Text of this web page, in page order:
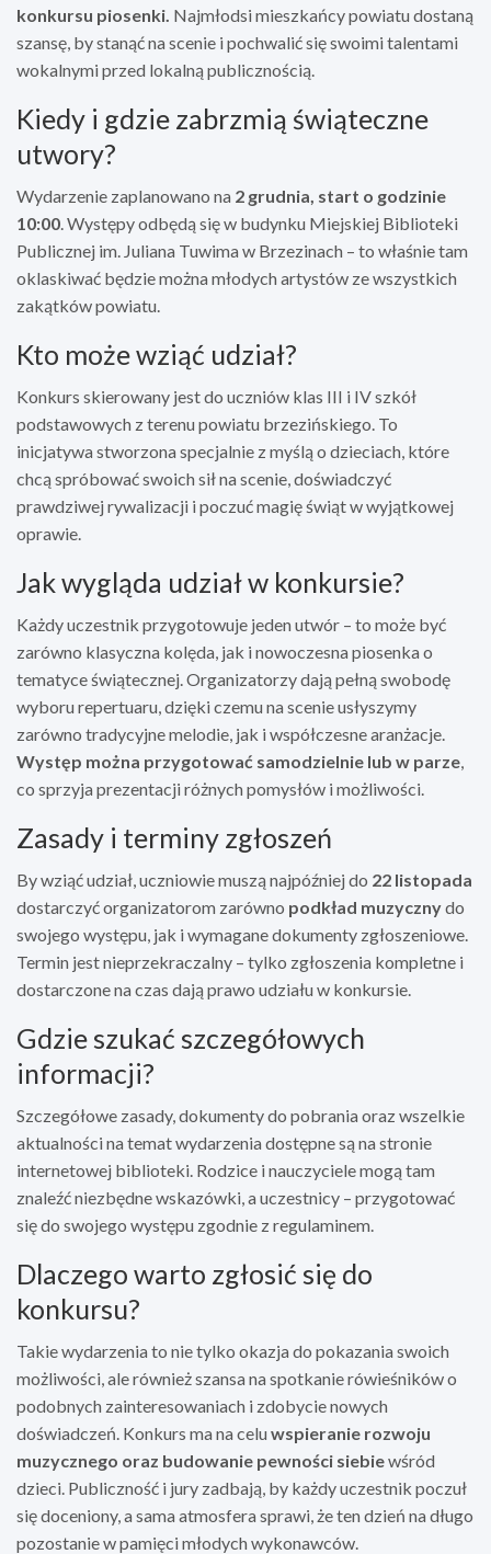
konkursu piosenki. Najmłodsi mieszkańcy powiatu dostaną
szansę, by stanąć na scenie i pochwalić się swoimi talentami
wokalnymi przed lokalną publicznością.
Kiedy i gdzie zabrzmią świąteczne
utwory?
Wydarzenie zaplanowano na 2 grudnia, start o godzinie
10:00 . Występy odbędą się w budynku Miejskiej Biblioteki
Publicznej im. Juliana Tuwima w Brzezinach – to właśnie tam
oklaskiwać będzie można młodych artystów ze wszystkich
zakątków powiatu.
Kto może wziąć udział?
Konkurs skierowany jest do uczniów klas III i IV szkół
podstawowych z terenu powiatu brzezińskiego. To
inicjatywa stworzona specjalnie z myślą o dzieciach, które
chcą spróbować swoich sił na scenie, doświadczyć
prawdziwej rywalizacji i poczuć magię świąt w wyjątkowej
oprawie.
Jak wygląda udział w konkursie?
Każdy uczestnik przygotowuje jeden utwór – to może być
zarówno klasyczna kolęda, jak i nowoczesna piosenka o
tematyce świątecznej. Organizatorzy dają pełną swobodę
wyboru repertuaru, dzięki czemu na scenie usłyszymy
zarówno tradycyjne melodie, jak i współczesne aranżacje.
Występ można przygotować samodzielnie lub w parze
co sprzyja prezentacji różnych pomysłów i możliwości.
Zasady i terminy zgłoszeń
By wziąć udział, uczniowie muszą najpóźniej do 22 listopada
dostarczyć organizatorom zarówno podkład muzycznydo
swojego występu, jak i wymagane dokumenty zgłoszeniowe.
Termin jest nieprzekraczalny – tylko zgłoszenia kompletne i
dostarczone na czas dają prawo udziału w konkursie.
Gdzie szukać szczegółowych
informacji?
Szczegółowe zasady, dokumenty do pobrania oraz wszelkie
aktualności na temat wydarzenia dostępne są na stronie
internetowej biblioteki. Rodzice i nauczyciele mogą tam
znaleźć niezbędne wskazówki, a uczestnicy – przygotować
się do swojego występu zgodnie z regulaminem.
Dlaczego warto zgłosić się do
konkursu?
Takie wydarzenia to nie tylko okazja do pokazania swoich
możliwości, ale również szansa na spotkanie rówieśników o
podobnych zainteresowaniach i zdobycie nowych
doświadczeń. Konkurs ma na celuwspieranie rozwoju
muzycznego oraz budowanie pewności siebiewśród
dzieci. Publiczność i jury zadbają, by każdy uczestnik poczuł
się doceniony, a sama atmosfera sprawi, że ten dzień na długo
pozostanie w pamięci młodych wykonawców.